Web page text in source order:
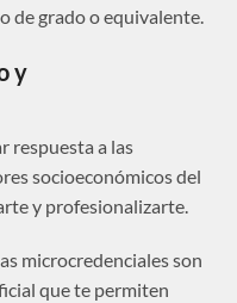
de grado o equivalente.
y
respuesta a las
socioeconómicos del
y profesionalizarte.
microcredenciales son
que te permiten